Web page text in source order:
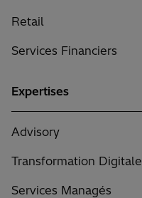
Retail
Services Financiers
Expertises
Advisory
Transformation Digitale
Services Managés